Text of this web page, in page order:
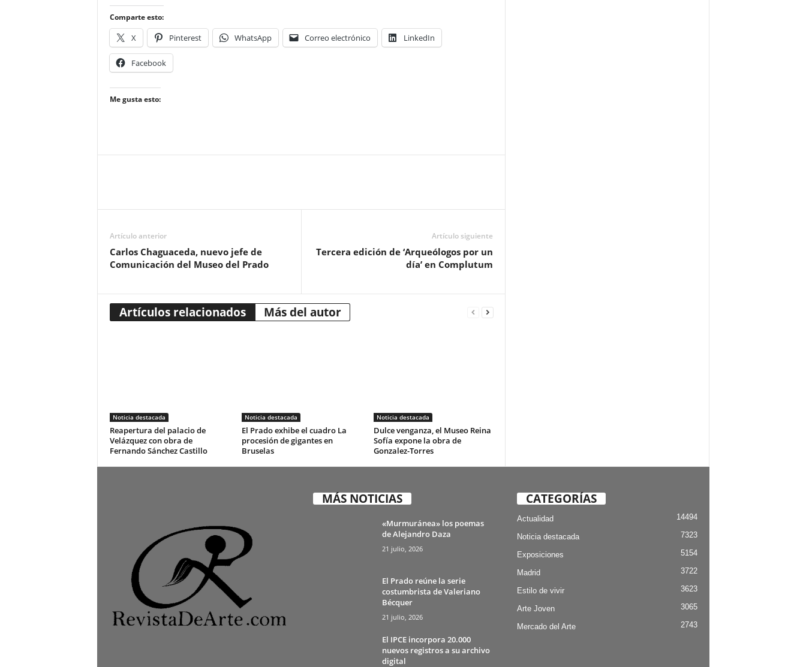
Comparte esto:
X Pinterest WhatsApp Correo electrónico LinkedIn
Facebook
Me gusta esto:
Artículo anterior
Carlos Chaguaceda, nuevo jefe de
Comunicación del Museo del Prado
Artículo siguiente
Tercera edición de ‘Arqueólogos por un
día’ en Complutum
Artículos relacionados Más del autor
Noticia destacada
Reapertura del palacio de
Velázquez con obra de
Fernando Sánchez Castillo
Noticia destacada
El Prado exhibe el cuadro La
procesión de gigantes en
Bruselas
Noticia destacada
Dulce venganza, el Museo Reina
Sofía expone la obra de
Gonzalez-Torres
MÁS NOTICIAS
«Murmuránea» los poemas
de Alejandro Daza
21 julio, 2026
El Prado reúne la serie
costumbrista de Valeriano
Bécquer
21 julio, 2026
El IPCE incorpora 20.000
nuevos registros a su archivo
digital
CATEGORÍAS
Actualidad 14494
Noticia destacada 7323
Exposiciones 5154
Madrid 3722
Estilo de vivir 3623
Arte Joven 3065
Mercado del Arte 2743